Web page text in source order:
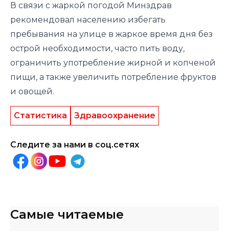
В связи с жаркой погодой Минздрав
рекомендовал населению избегать
пребывания на улице в жаркое время дня без
острой необходимости, часто пить воду,
ограничить употребление жирной и копченой
пищи, а также увеличить потребление фруктов
и овощей.
Статистика Здравоохранение
Следите за нами в соц.сетях
Самые читаемые